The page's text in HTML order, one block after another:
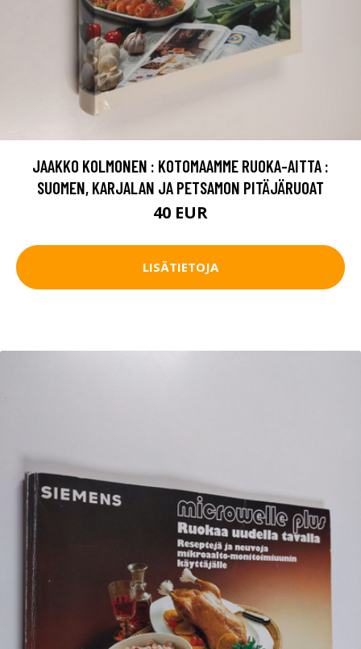
JAAKKO KOLMONEN : KOTOMAAMME RUOKA-AITTA :
SUOMEN, KARJALAN JA PETSAMON PITÄJÄRUOAT
40 EUR
LISÄTIETOJA